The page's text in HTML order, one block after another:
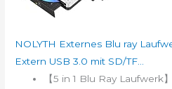
NOLYTH Externes Blu ray
Extern USB 3.0 mit SD/TF...
【5 in 1 Blu Ray Laufwerk